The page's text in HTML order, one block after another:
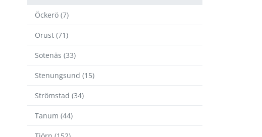
Öckerö (7)
Orust (71)
Sotenäs (33)
Stenungsund (15)
Strömstad (34)
Tanum (44)